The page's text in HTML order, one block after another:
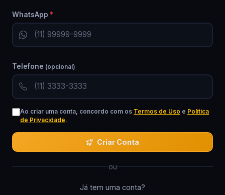
WhatsApp *
Telefone (opcional)
Ao criar uma conta, concordo com os Termos de Uso e Política
de Privacidade.
Criar Conta
ou
Já tem uma conta?